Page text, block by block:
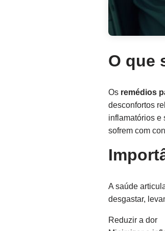
O que
Os remédios
desconfortos
inflamatórios e
sofrem com
A saúde
desgastar,
Reduzir a dor